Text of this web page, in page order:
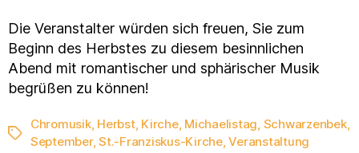
Die Veranstalter würden sich freuen, Sie zum
Beginn des Herbstes zu diesem besinnlichen
Abend mit romantischer und sphärischer Musik
begrüßen zu können!
Schlagwörter
Chromusik, Herbst, Kirche, Michaelistag, Schwarzenbek,
September,St.-Franziskus-Kirche,Veranstaltung